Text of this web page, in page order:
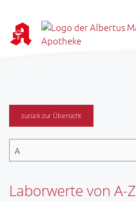
zurück zur Übersicht
Laborwerte von A-Z